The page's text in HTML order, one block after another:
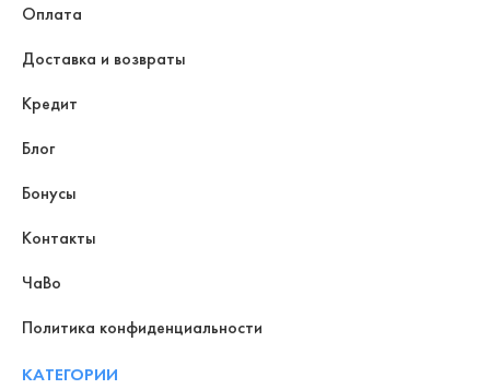
Оплата
Доставка и возвраты
Кредит
Блог
Бонусы
Контакты
ЧаВо
Политика конфиденциальности
КАТЕГОРИИ